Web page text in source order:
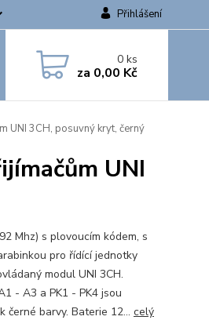
Přihlášení
0ks
za 0,00 Kč
UNI 3CH, posuvný kryt, černý
UNI
Mhz) s plovoucím kódem, s
pro řídící jednotky
modul UNI 3CH.
- A3 a PK1 - PK4 jsou
černé barvy. Baterie 12... celý